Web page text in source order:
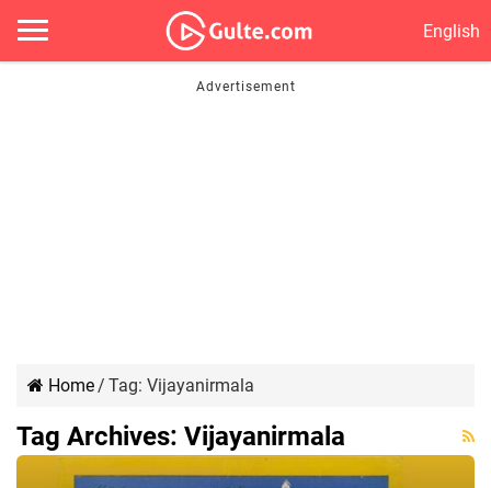
English
Home/ Tag: Vijayanirmala
Tag Archives: Vijayanirmala